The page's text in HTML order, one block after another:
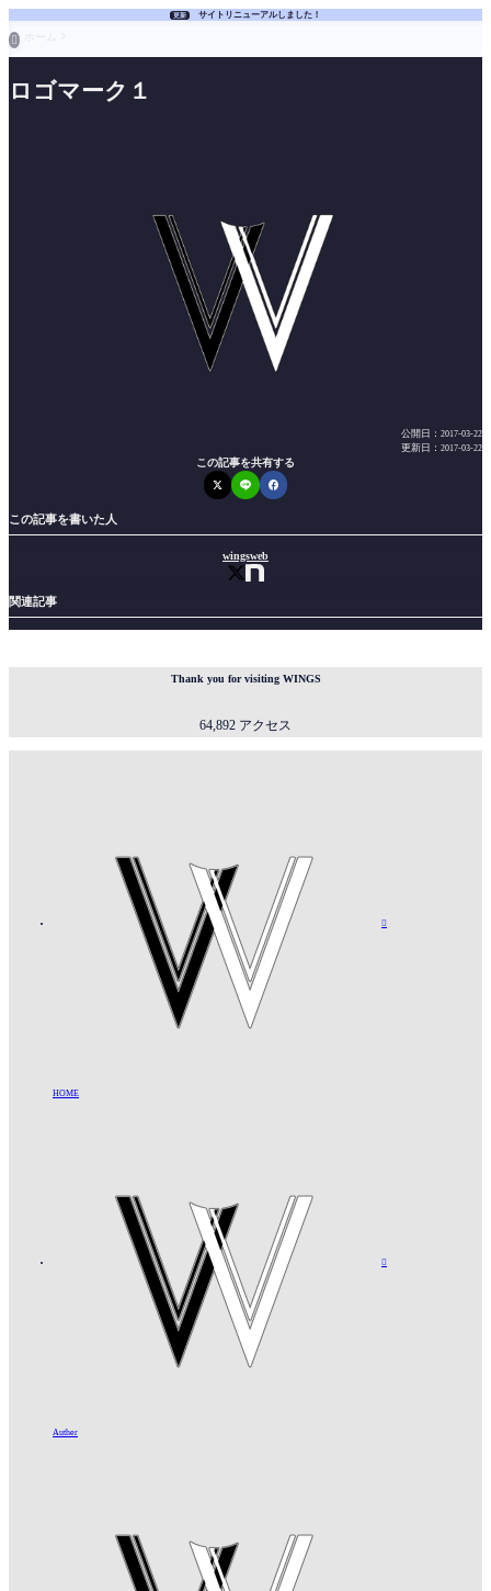
更新 サイトリニューアルしました！

ロゴマーク１
公開日： 2017-03-22
更新日： 2017-03-22
この記事を共有する
この記事を書いた人
wingsweb
関連記事
Thank you for visiting WINGS
64,892 アクセス

HOME

Auther